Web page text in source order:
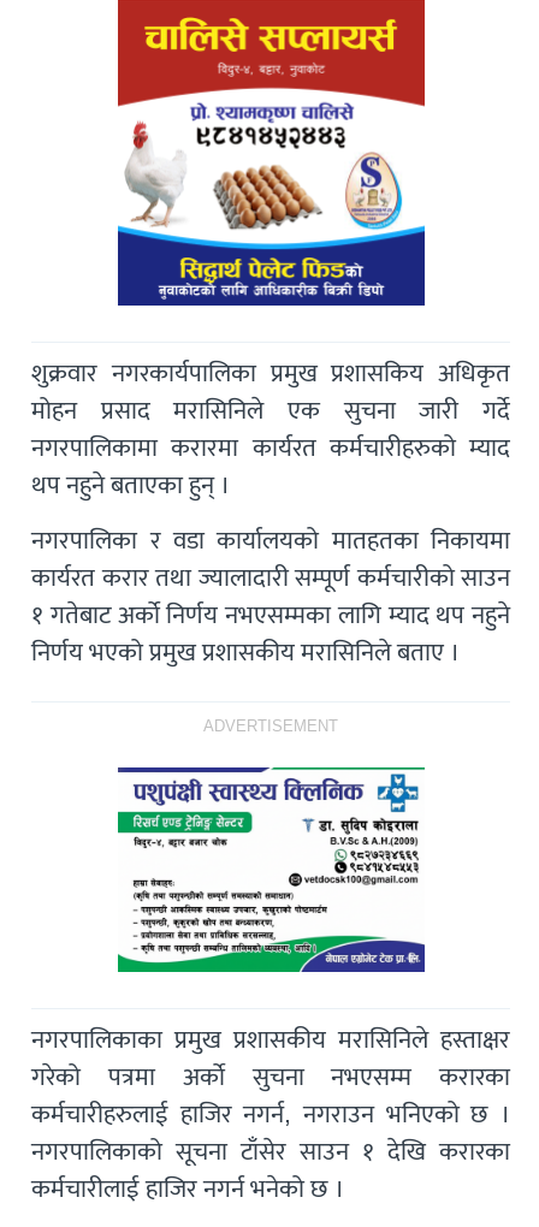
शुक्रवार नगरकार्यपालिका प्रमुख प्रशासकिय अधिकृत
मोहन प्रसाद मरासिनिले एक सुचना जारी गर्दे
नगरपालिकामा करारमा कार्यरत कर्मचारीहरुको म्याद
थप नहुने बताएका हुन् ।
नगरपालिका र वडा कार्यालयको मातहतका निकायमा
कार्यरत करार तथा ज्यालादारी सम्पूर्ण कर्मचारीको साउन
१ गतेबाट अर्को निर्णय नभएसम्मका लागि म्याद थप नहुने
निर्णय भएको प्रमुख प्रशासकीय मरासिनिले बताए ।
ADVERTISEMENT
नगरपालिकाका प्रमुख प्रशासकीय मरासिनिले हस्ताक्षर
गरेको पत्रमा अर्काे सुचना नभएसम्म करारका
कर्मचारीहरुलाई हाजिर नगर्न, नगराउन भनिएको छ ।
नगरपालिकाको सूचना टाँसेर साउन १ देखि करारका
कर्मचारीलाई हाजिर नगर्न भनेको छ ।